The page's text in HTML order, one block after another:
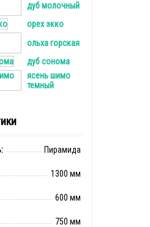
дуб молочный
орех экко
ольха горская
дуб сонома
ясень шимо
темный
Пирамида
1300 мм
600 мм
750 мм